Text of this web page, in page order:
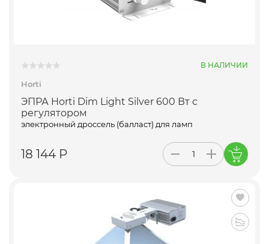
В НАЛИЧИИ
Horti
ЭПРА Horti Dim Light Silver 600 Вт с
регулятором
электронный дроссель (балласт) для ламп
18 144 Р